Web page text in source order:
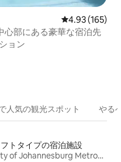
レビュー165
4.93 (165)
心部にある豪華な宿泊先
ョン
人気の観光スポット やる
トタイプの宿泊施設
City of Johannesburg Metropolitan Municipality